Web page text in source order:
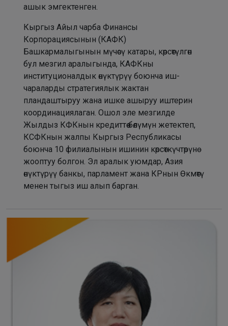
ашык эмгектенген.
Кыргыз Айыл чарба Финансы
Корпорациясынын (КАФК)
Башкармалыгынын мүчөсү катары, көрсөтүлгөн
бул мезгил аралыгында, КАФКны
институционалдык өнүктүрүү боюнча иш-
чараларды стратегиялык жактан
пландаштыруу жана ишке ашыруу иштерин
координациялаган. Ошол эле мезгилде
Жылдыз КФКнын кредиттөө бөлүмүн жетектеп,
КСФКнын жалпы Кыргыз Республикасы
боюнча 10 филиалынын ишинин көрсөткүчтөрүнө
жооптуу болгон. Эл аралык уюмдар, Азия
өнүктүрүү банкы, парламент жана КРнын Өкмөтү
менен тыгыз иш алып барган.